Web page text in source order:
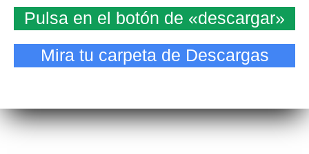
Pulsa en el botón de «descargar»
Mira tu carpeta de Descargas